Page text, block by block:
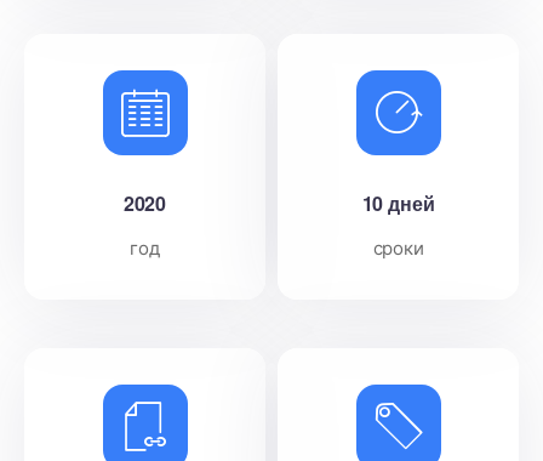
2020
год
10 дней
сроки